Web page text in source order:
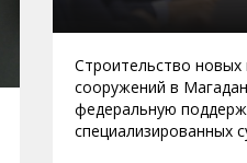
Строительство новых
сооружений в
федеральную
специализированных